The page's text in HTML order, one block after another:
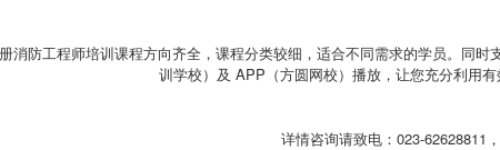
消防工程师培训课程方向齐全，课程分类较细，适合不同需求的学员。同时
训学校）及 APP（方圆网校）播放，让您充分利用有
详情咨询请致电：023-62628811